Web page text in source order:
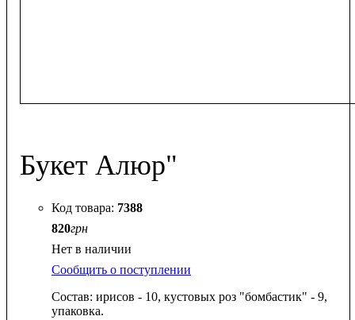
Букет Алюр"
7388
820грн
Нет в наличии
Сообщить о поступлении
Состав: ирисов - 10, кустовых роз "бомбастик" - 9,
упаковка.